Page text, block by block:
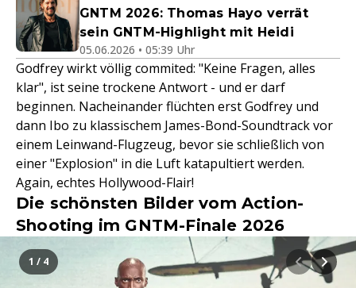
GNTM 2026: Thomas Hayo verrät
sein GNTM-Highlight mit Heidi
05.06.2026 • 05:39 Uhr
Godfrey wirkt völlig commited: "Keine Fragen, alles
klar", ist seine trockene Antwort - und er darf
beginnen. Nacheinander flüchten erst Godfrey und
dann Ibo zu klassischem James-Bond-Soundtrack vor
einem Leinwand-Flugzeug, bevor sie schließlich von
einer "Explosion" in die Luft katapultiert werden.
Again, echtes Hollywood-Flair!
Die schönsten Bilder vom Action-
Shooting im GNTM-Finale 2026
1 / 4